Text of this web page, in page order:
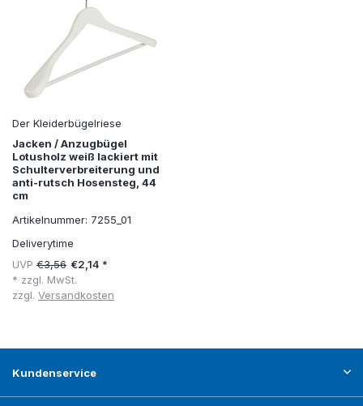
Der Kleiderbügelriese
Jacken / Anzugbügel
Lotusholz weiß lackiert mit
Schulterverbreiterung und
anti-rutsch Hosensteg, 44
cm
Artikelnummer: 7255_01
Deliverytime
UVP €3,56 €2,14 *
* zzgl. MwSt.
zzgl. Versandkosten
Kundenservice